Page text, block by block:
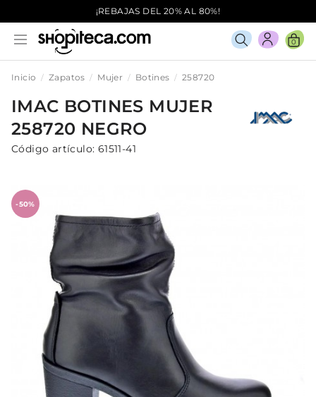
¡REBAJAS DEL 20% AL 80%!
0
Inicio Zapatos Mujer Botines 258720
IMAC BOTINES MUJER
258720 NEGRO
Código artículo: 61511-41
-50%